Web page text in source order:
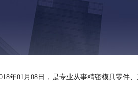
年01月08日，是专业从事精密模具零